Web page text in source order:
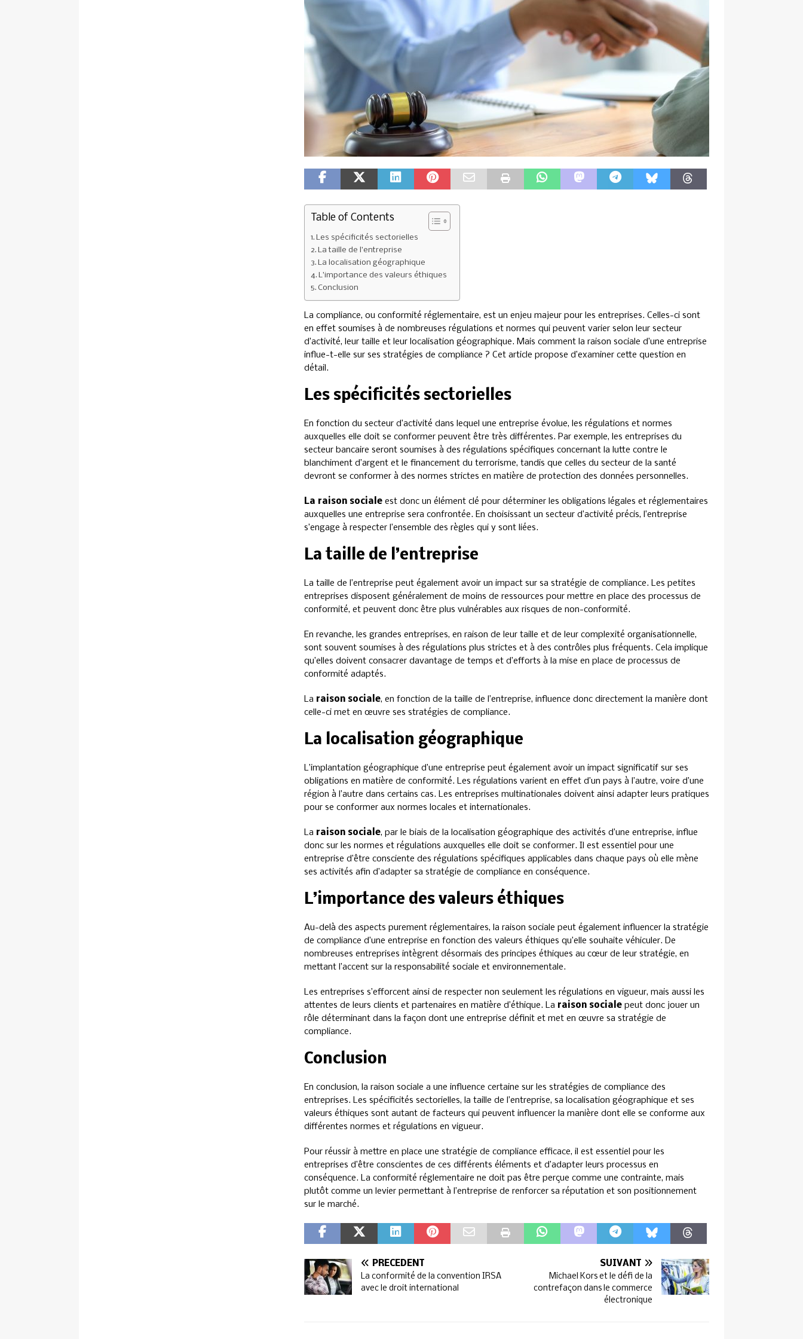
Table of Contents
Les spécificités sectorielles
La taille de l’entreprise
La localisation géographique
L’importance des valeurs éthiques
Conclusion
La compliance, ou conformité réglementaire, est un enjeu majeur pour les entreprises. Celles-ci sont
en effet soumises à de nombreuses régulations et normes qui peuvent varier selon leur secteur
d’activité, leur taille et leur localisation géographique. Mais comment la raison sociale d’une entreprise
influe-t-elle sur ses stratégies de compliance ? Cet article propose d’examiner cette question en
détail.
Les spécificités sectorielles
En fonction du secteur d’activité dans lequel une entreprise évolue, les régulations et normes
auxquelles elle doit se conformer peuvent être très différentes. Par exemple, les entreprises du
secteur bancaire seront soumises à des régulations spécifiques concernant la lutte contre le
blanchiment d’argent et le financement du terrorisme, tandis que celles du secteur de la santé
devront se conformer à des normes strictes en matière de protection des données personnelles.
La raison socialeest donc un élément clé pour déterminer les obligations légales et réglementaires
auxquelles une entreprise sera confrontée. En choisissant un secteur d’activité précis, l’entreprise
s’engage à respecter l’ensemble des règles qui y sont liées.
La taille de l’entreprise
La taille de l’entreprise peut également avoir un impact sur sa stratégie de compliance. Les petites
entreprises disposent généralement de moins de ressources pour mettre en place des processus de
conformité, et peuvent donc être plus vulnérables aux risques de non-conformité.
En revanche, les grandes entreprises, en raison de leur taille et de leur complexité organisationnelle,
sont souvent soumises à des régulations plus strictes et à des contrôles plus fréquents. Cela implique
qu’elles doivent consacrer davantage de temps et d’efforts à la mise en place de processus de
conformité adaptés.
La raison sociale, en fonction de la taille de l’entreprise, influence donc directement la manière dont
celle-ci met en œuvre ses stratégies de compliance.
La localisation géographique
L’implantation géographique d’une entreprise peut également avoir un impact significatif sur ses
obligations en matière de conformité. Les régulations varient en effet d’un pays à l’autre, voire d’une
région à l’autre dans certains cas. Les entreprises multinationales doivent ainsi adapter leurs pratiques
pour se conformer aux normes locales et internationales.
La raison sociale, par le biais de la localisation géographique des activités d’une entreprise, influe
donc sur les normes et régulations auxquelles elle doit se conformer. Il est essentiel pour une
entreprise d’être consciente des régulations spécifiques applicables dans chaque pays où elle mène
ses activités afin d’adapter sa stratégie de compliance en conséquence.
L’importance des valeurs éthiques
Au-delà des aspects purement réglementaires, la raison sociale peut également influencer la stratégie
de compliance d’une entreprise en fonction des valeurs éthiques qu’elle souhaite véhiculer. De
nombreuses entreprises intègrent désormais des principes éthiques au cœur de leur stratégie, en
mettant l’accent sur la responsabilité sociale et environnementale.
Les entreprises s’efforcent ainsi de respecter non seulement les régulations en vigueur, mais aussi les
attentes de leurs clients et partenaires en matière d’éthique. La raison socialepeut donc jouer un
rôle déterminant dans la façon dont une entreprise définit et met en œuvre sa stratégie de
compliance.
Conclusion
En conclusion, la raison sociale a une influence certaine sur les stratégies de compliance des
entreprises. Les spécificités sectorielles, la taille de l’entreprise, sa localisation géographique et ses
valeurs éthiques sont autant de facteurs qui peuvent influencer la manière dont elle se conforme aux
différentes normes et régulations en vigueur.
Pour réussir à mettre en place une stratégie de compliance efficace, il est essentiel pour les
entreprises d’être conscientes de ces différents éléments et d’adapter leurs processus en
conséquence. La conformité réglementaire ne doit pas être perçue comme une contrainte, mais
plutôt comme un levier permettant à l’entreprise de renforcer sa réputation et son positionnement
sur le marché.
PRÉCÉDENT
La conformité de la convention IRSA
avec le droit international
SUIVANT
Michael Kors et le défi de la
contrefaçon dans le commerce
électronique